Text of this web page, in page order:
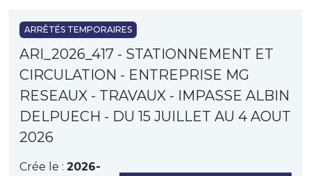
ARRÊTÉS TEMPORAIRES
ARI_2026_417 - STATIONNEMENT ET
CIRCULATION - ENTREPRISE MG
RESEAUX - TRAVAUX - IMPASSE ALBIN
DELPUECH - DU 15 JUILLET AU 4 AOUT
2026
Crée le : 2026-